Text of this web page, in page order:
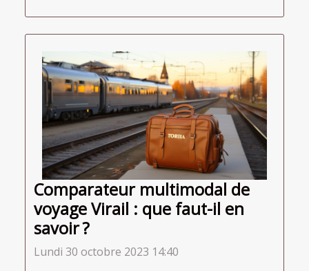
Comparateur multimodal de
voyage Virail : que faut-il en
savoir ?
Lundi 30 octobre 2023 14:40